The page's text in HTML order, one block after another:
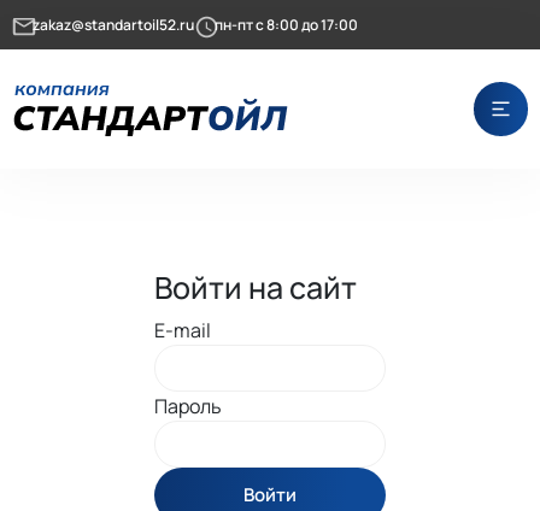
zakaz@standartoil52.ru пн-пт с 8:00 до 17:00
Войти на сайт
E-mail
Пароль
Войти